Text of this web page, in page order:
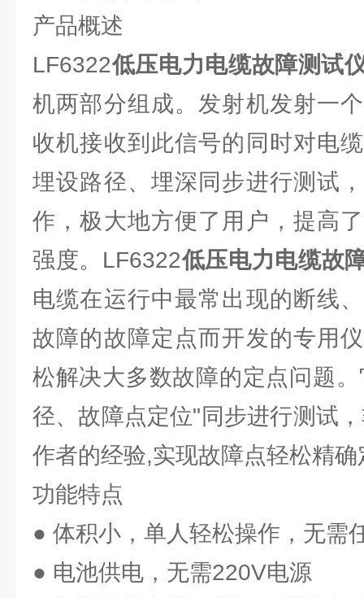
产品概述
LF6322低压电力电缆故障测试
机两部分组成。发射机发射一
收机接收到此信号的同时对电
埋设路径、埋深同步进行测试
作，极大地方便了用户，提高
强度。LF6322低压电力电缆故
电缆在运行中最常出现的断线
故障的故障定点而开发的专用
松解决大多数故障的定点问题
径、故障点定位"同步进行测试
作者的经验,实现故障点轻松精确
功能特点
● 体积小，单人轻松操作，无需
● 电池供电，无需220V电源